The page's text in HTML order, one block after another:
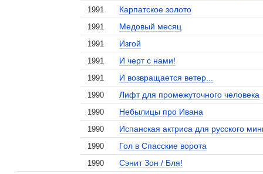
1991 Карпатское золото
1991 Медовый месяц
1991 Изгой
1991 И черт с нами!
1991 И возвращается ветер...
1990 Лифт для промежуточного человека
1990 Небылицы про Ивана
1990 Испанская актриса для русского
1990 Гол в Спасские ворота
1990 Сэнит Зон / Бля!